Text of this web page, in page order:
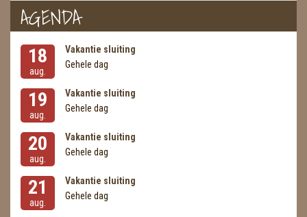
AGENDA
18
aug.
Vakantie sluiting
Gehele dag
19
aug.
Vakantie sluiting
Gehele dag
20
aug.
Vakantie sluiting
Gehele dag
21
aug.
Vakantie sluiting
Gehele dag